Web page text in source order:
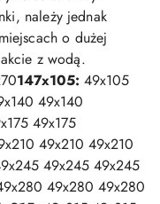
należy jednak
o dużej
z wodą.
147x105: 49x105
49x140
49x175
49x210 49x210
49x245 49x245
49x280 49x280